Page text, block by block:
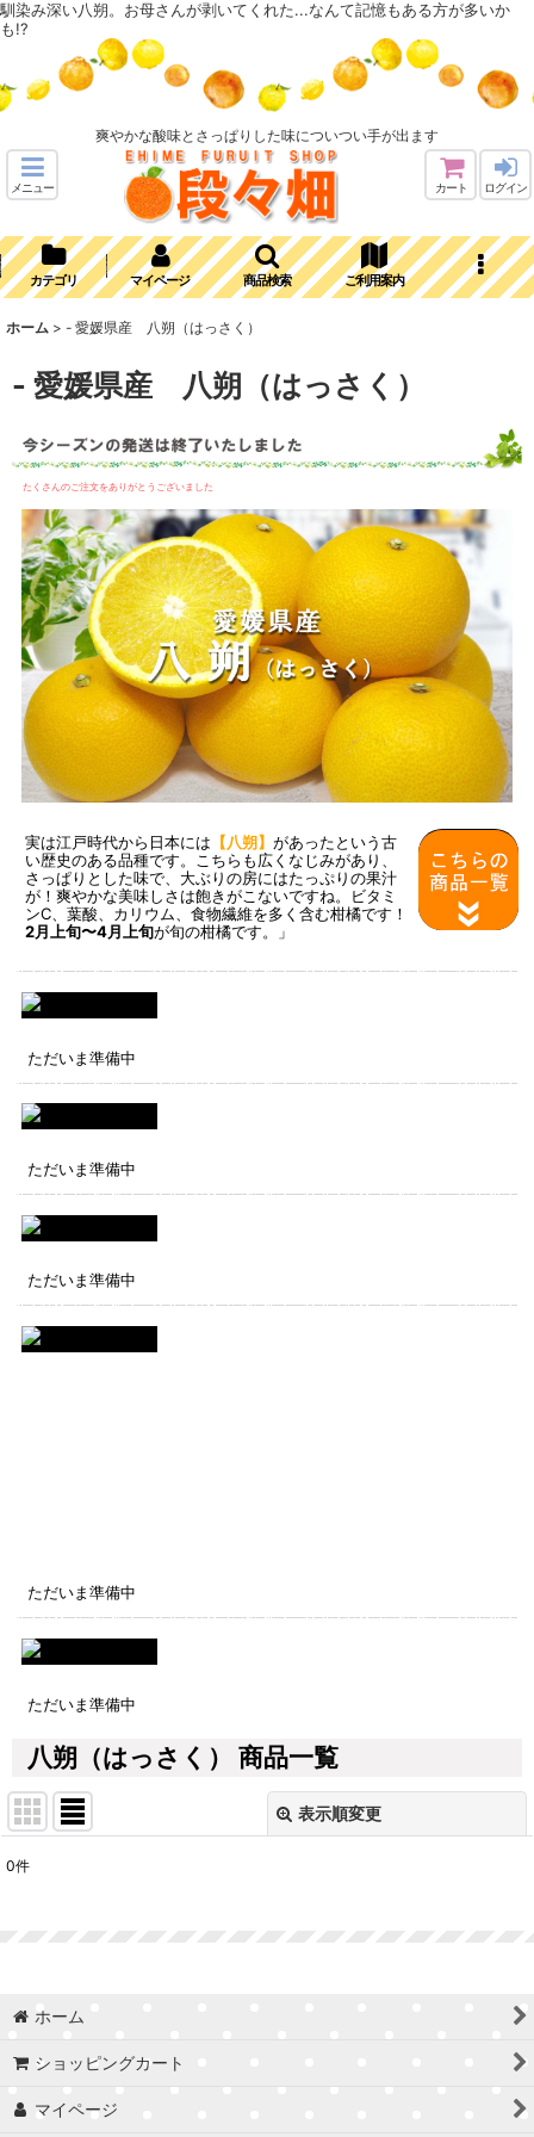
馴染み深い八朔。お母さんが剥いてくれた...なんて記憶もある方が多いか
も!?
爽やかな酸味とさっぱりした味についつい手が出ます
メニュー カート ログイン
カテゴリ マイページ 商品検索 ご利用案内
ホーム > - 愛媛県産 八朔（はっさく）
- 愛媛県産 八朔（はっさく）
たくさんのご注文をありがとうございました
実は江戸時代から日本には 【八朔】 があったという古
い歴史のある品種です。こちらも広くなじみがあり、
さっぱりとした味で、大ぶりの房にはたっぷりの果汁
が！爽やかな美味しさは飽きがこないですね。ビタミ
ンC、葉酸、カリウム、食物繊維を多く含む柑橘です！
2月上旬〜4月上旬が旬の柑橘です。」
ただいま準備中
ただいま準備中
ただいま準備中
ただいま準備中
ただいま準備中
八朔（はっさく） 商品一覧
表示順変更
0件
ホーム
ショッピングカート
マイページ